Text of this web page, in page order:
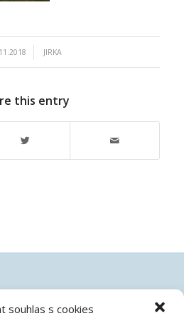
souhlas s cookies
JIRKA
this entry